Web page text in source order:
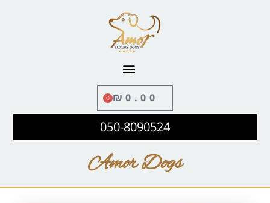
₪0.00
0
050-8090524
Amor Dogs